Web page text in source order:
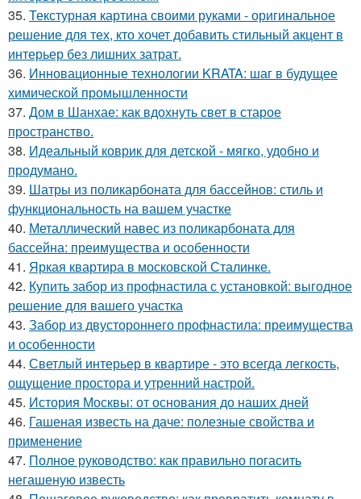
35. Текстурная картина своими руками - оригинальное
решение для тех, кто хочет добавить стильный акцент в
интерьер без лишних затрат.
36. Инновационные технологии KRATA: шаг в будущее
химической промышленности
37. Дом в Шанхае: как вдохнуть свет в старое
пространство.
38. Идеальный коврик для детской - мягко, удобно и
продумано.
39. Шатры из поликарбоната для бассейнов: стиль и
функциональность на вашем участке
40. Металлический навес из поликарбоната для
бассейна: преимущества и особенности
41. Яркая квартира в московской Сталинке.
42. Купить забор из профнастила с установкой: выгодное
решение для вашего участка
43. Забор из двустороннего профнастила: преимущества
и особенности
44. Светлый интерьер в квартире - это всегда легкость,
ощущение простора и утренний настрой.
45. История Москвы: от основания до наших дней
46. Гашеная известь на даче: полезные свойства и
применение
47. Полное руководство: как правильно погасить
негашеную известь